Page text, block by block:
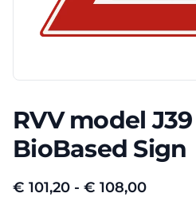
RVV model
BioBased Sign
€ 101,20 - € 108,00